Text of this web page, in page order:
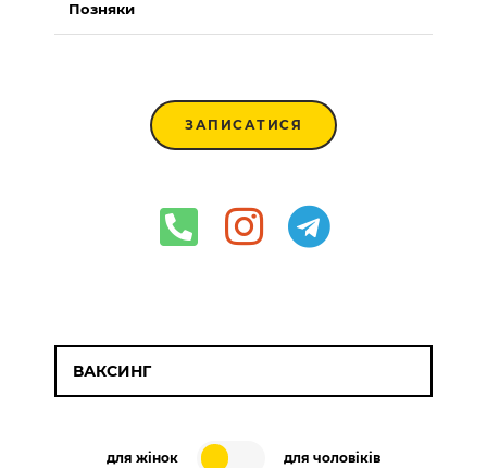
Позняки
ЗАПИСАТИСЯ
ВАКСИНГ
для жінок для чоловіків